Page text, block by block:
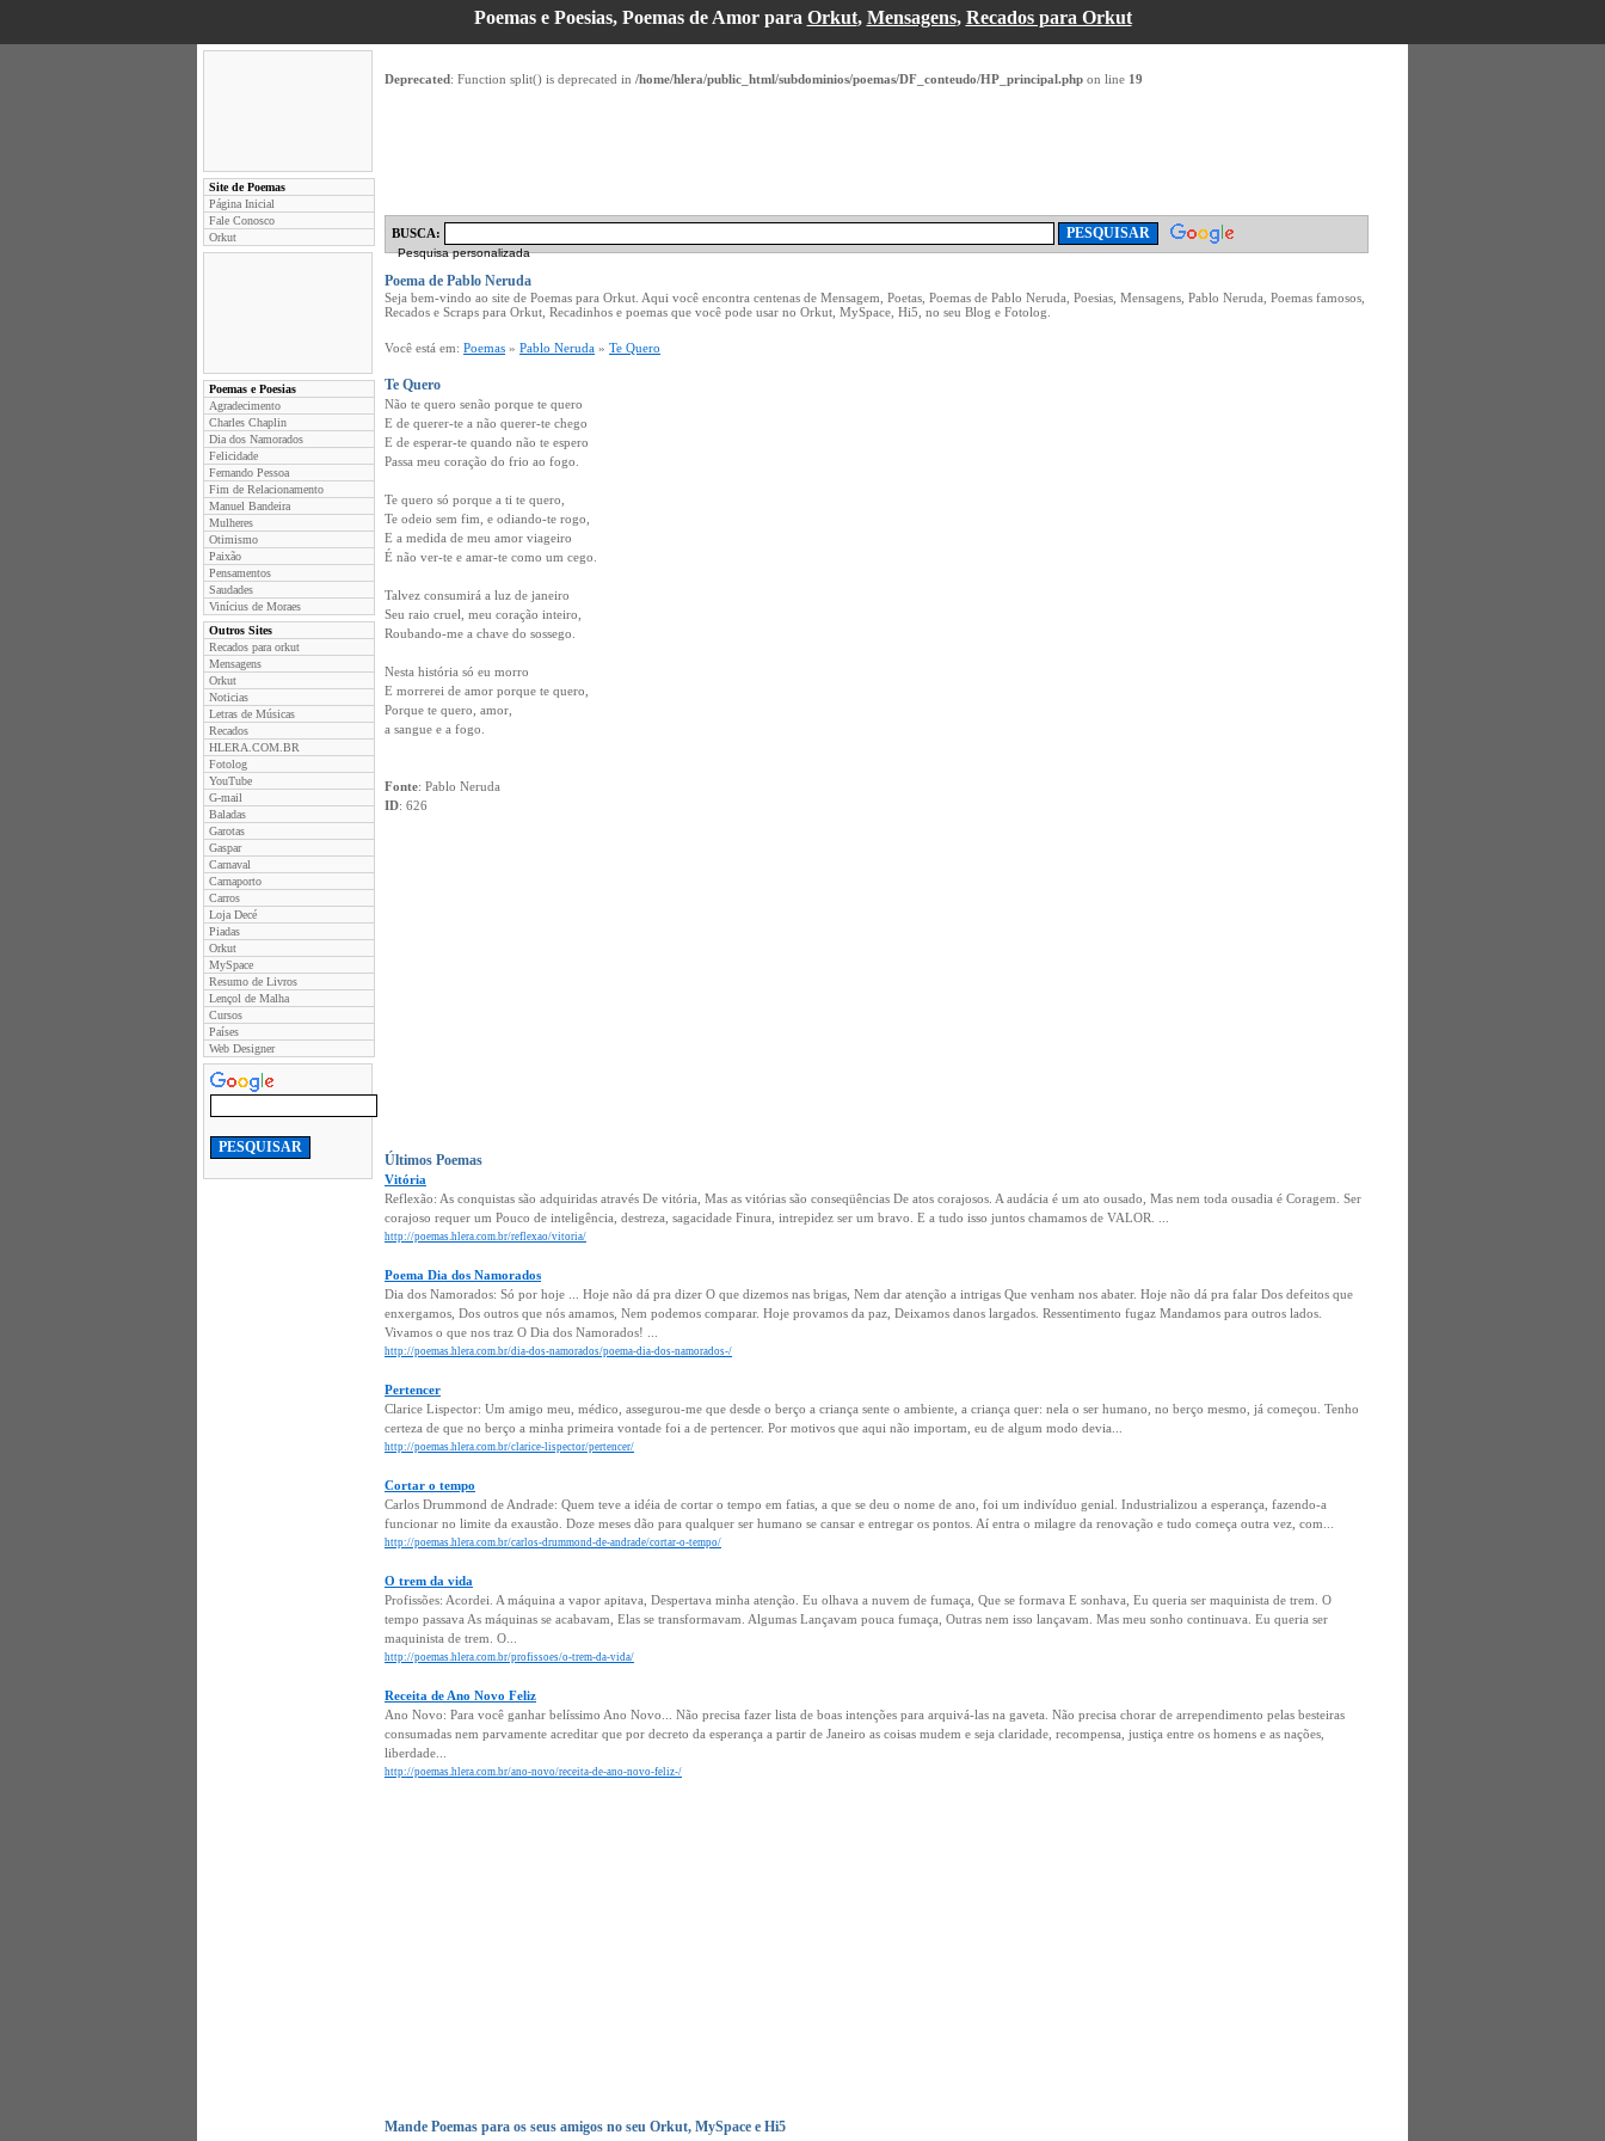
Poemas e Poesias, Poemas de Amor para Orkut, Mensagens, Recados para Orkut
Site de Poemas
Página Inicial
Fale Conosco
Orkut
Poemas e Poesias
Agradecimento
Charles Chaplin
Dia dos Namorados
Felicidade
Fernando Pessoa
Fim de Relacionamento
Manuel Bandeira
Mulheres
Otimismo
Paixão
Pensamentos
Saudades
Vinícius de Moraes
Outros Sites
Recados para orkut
Mensagens
Orkut
Noticias
Letras de Músicas
Recados
HLERA.COM.BR
Fotolog
YouTube
G-mail
Baladas
Garotas
Gaspar
Carnaval
Carnaporto
Carros
Loja Decé
Piadas
Orkut
MySpace
Resumo de Livros
Lençol de Malha
Cursos
Países
Web Designer
Deprecated: Function split() is deprecated in /home/hlera/public_html/subdominios/poemas/DF_conteudo/HP_principal.php on line 19
BUSCA:
Pesquisa personalizada
Poema de Pablo Neruda
Seja bem-vindo ao site de Poemas para Orkut. Aqui você encontra centenas de Mensagem, Poetas, Poemas de Pablo Neruda, Poesias, Mensagens, Pablo Neruda, Poemas famosos,
Recados e Scraps para Orkut, Recadinhos e poemas que você pode usar no Orkut, MySpace, Hi5, no seu Blog e Fotolog.
Você está em: Poemas » Pablo Neruda » Te Quero
Te Quero
Não te quero senão porque te quero
E de querer-te a não querer-te chego
E de esperar-te quando não te espero
Passa meu coração do frio ao fogo.
Te quero só porque a ti te quero,
Te odeio sem fim, e odiando-te rogo,
E a medida de meu amor viageiro
É não ver-te e amar-te como um cego.
Talvez consumirá a luz de janeiro
Seu raio cruel, meu coração inteiro,
Roubando-me a chave do sossego.
Nesta história só eu morro
E morrerei de amor porque te quero,
Porque te quero, amor,
a sangue e a fogo.
Fonte: Pablo Neruda
ID: 626
Últimos Poemas
Vitória
Reflexão: As conquistas são adquiridas através De vitória, Mas as vitórias são conseqüências De atos corajosos. A audácia é um ato ousado, Mas nem toda ousadia é Coragem. Ser
corajoso requer um Pouco de inteligência, destreza, sagacidade Finura, intrepidez ser um bravo. E a tudo isso juntos chamamos de VALOR. ...
http://poemas.hlera.com.br/reflexao/vitoria/
Poema Dia dos Namorados
Dia dos Namorados: Só por hoje ... Hoje não dá pra dizer O que dizemos nas brigas, Nem dar atenção a intrigas Que venham nos abater. Hoje não dá pra falar Dos defeitos que
enxergamos, Dos outros que nós amamos, Nem podemos comparar. Hoje provamos da paz, Deixamos danos largados. Ressentimento fugaz Mandamos para outros lados.
Vivamos o que nos traz O Dia dos Namorados! ...
http://poemas.hlera.com.br/dia-dos-namorados/poema-dia-dos-namorados-/
Pertencer
Clarice Lispector: Um amigo meu, médico, assegurou-me que desde o berço a criança sente o ambiente, a criança quer: nela o ser humano, no berço mesmo, já começou. Tenho
certeza de que no berço a minha primeira vontade foi a de pertencer. Por motivos que aqui não importam, eu de algum modo devia...
http://poemas.hlera.com.br/clarice-lispector/pertencer/
Cortar o tempo
Carlos Drummond de Andrade: Quem teve a idéia de cortar o tempo em fatias, a que se deu o nome de ano, foi um indivíduo genial. Industrializou a esperança, fazendo-a
funcionar no limite da exaustão. Doze meses dão para qualquer ser humano se cansar e entregar os pontos. Aí entra o milagre da renovação e tudo começa outra vez, com...
http://poemas.hlera.com.br/carlos-drummond-de-andrade/cortar-o-tempo/
O trem da vida
Profissões: Acordei. A máquina a vapor apitava, Despertava minha atenção. Eu olhava a nuvem de fumaça, Que se formava E sonhava, Eu queria ser maquinista de trem. O
tempo passava As máquinas se acabavam, Elas se transformavam. Algumas Lançavam pouca fumaça, Outras nem isso lançavam. Mas meu sonho continuava. Eu queria ser
maquinista de trem. O...
http://poemas.hlera.com.br/profissoes/o-trem-da-vida/
Receita de Ano Novo Feliz
Ano Novo: Para você ganhar belíssimo Ano Novo... Não precisa fazer lista de boas intenções para arquivá-las na gaveta. Não precisa chorar de arrependimento pelas besteiras
consumadas nem parvamente acreditar que por decreto da esperança a partir de Janeiro as coisas mudem e seja claridade, recompensa, justiça entre os homens e as nações,
liberdade...
http://poemas.hlera.com.br/ano-novo/receita-de-ano-novo-feliz-/
Mande Poemas para os seus amigos no seu Orkut, MySpace e Hi5